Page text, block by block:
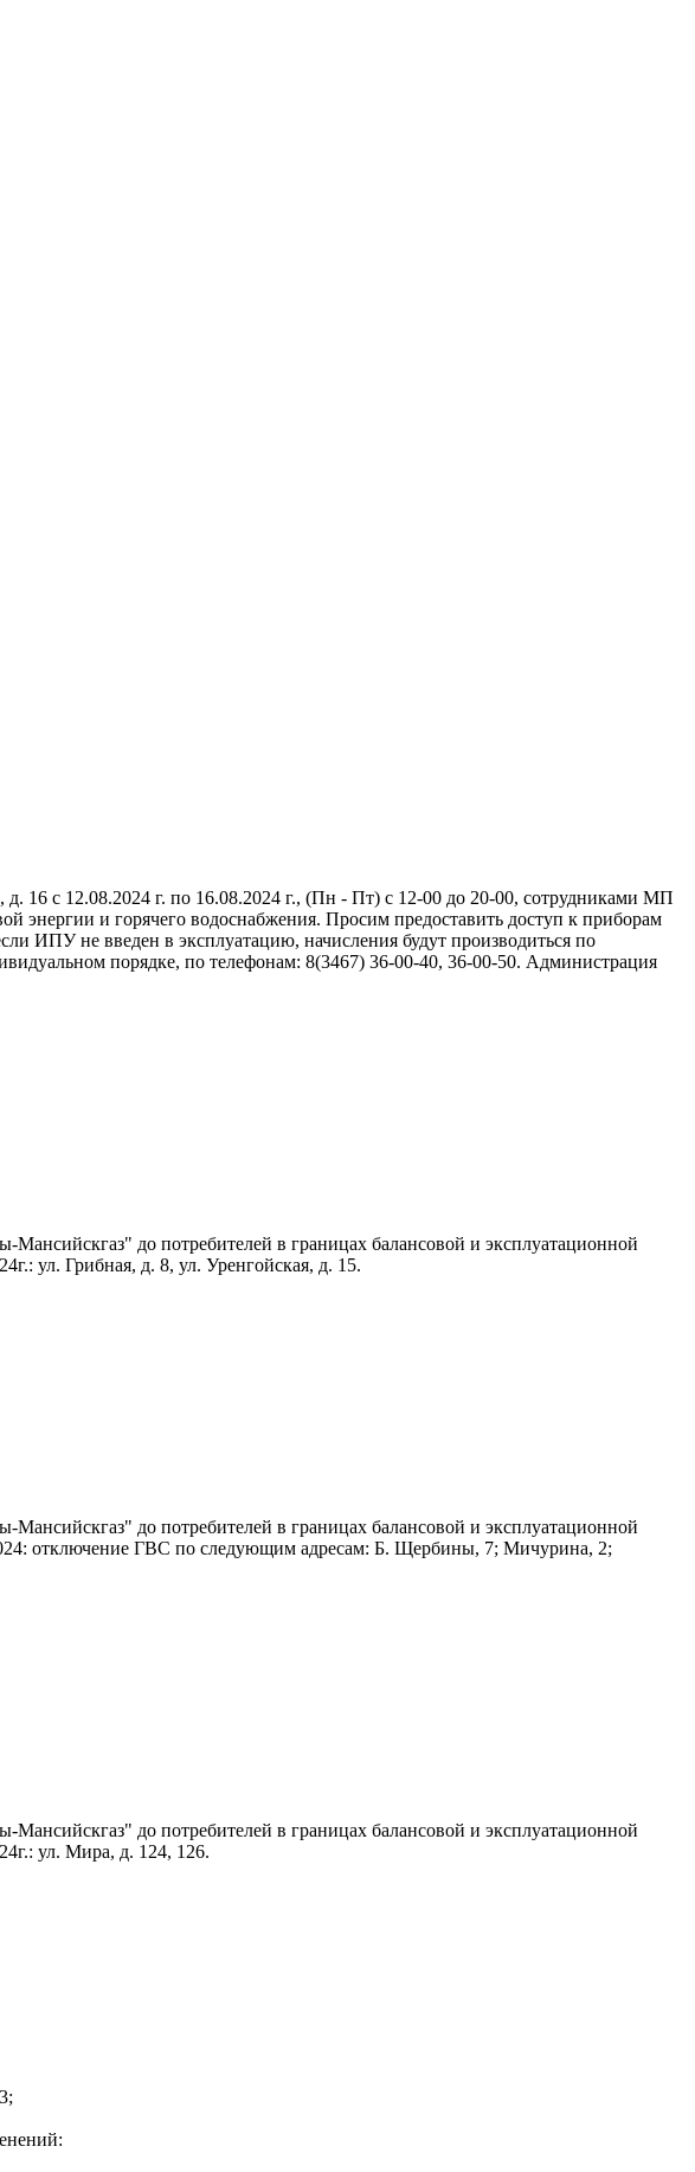
с 12.08.2024 г. по 16.08.2024 г., (Пн - Пт) с 12-00 до 20-00, сотрудниками МП
энергии и горячего водоснабжения. Просим предоставить доступ к приборам
ИПУ не введен в эксплуатацию, начисления будут производиться по
порядке, по телефонам: 8(3467) 36-00-40, 36-00-50. Администрация
до потребителей в границах балансовой и эксплуатационной
ул. Грибная, д. 8, ул. Уренгойская, д. 15.
до потребителей в границах балансовой и эксплуатационной
отключение ГВС по следующим адресам: Б. Щербины, 7; Мичурина, 2;
до потребителей в границах балансовой и эксплуатационной
ул. Мира, д. 124, 126.